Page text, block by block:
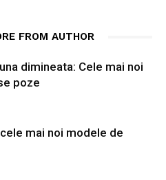
FROM AUTHOR
dimineata: Cele mai noi
poze
mai noi modele de